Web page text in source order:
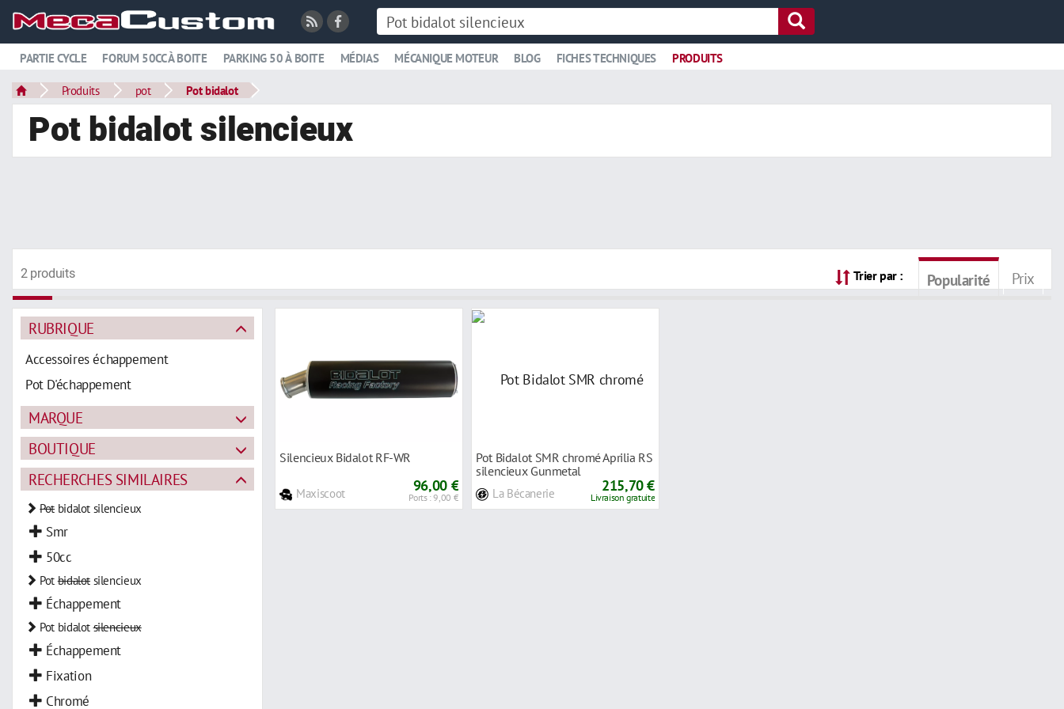
PARTIE CYCLE FORUM 50CC À BOITE PARKING 50 À BOITE MÉDIAS MÉCANIQUE MOTEUR BLOG FICHES TECHNIQUES PRODUITS
Produits pot Pot bidalot
Pot bidalot silencieux
2 produits Trier par : Popularité Prix
RUBRIQUE
Accessoires échappement
Pot D'échappement
MARQUE
BOUTIQUE
RECHERCHES SIMILAIRES
Potbidalot silencieux
Smr
50cc
Potbidalot silencieux
Échappement
Pot bidalotsilencieux
Échappement
Fixation
Chromé
Silencieux Bidalot RF-WR
Maxiscoot 96,00 €
Ports : 9,00 €
Pot Bidalot SMR chromé Aprilia RS
silencieux Gunmetal
La Bécanerie 215,70 €
Livraison gratuite